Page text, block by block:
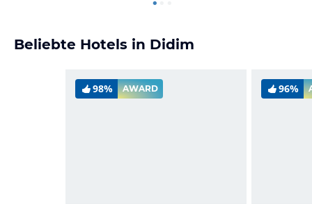
Beliebte Hotels in Didim
98% AWARD 96%